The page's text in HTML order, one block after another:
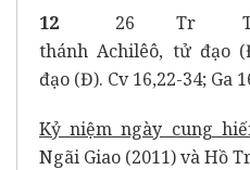
12 26 Tr Thứ Ba.
thánh Achilêô, tử đạo
đạo (Đ). Cv 16,22-34; Ga
Kỷ niệm ngày cung
Ngãi Giao (2011) và Hồ